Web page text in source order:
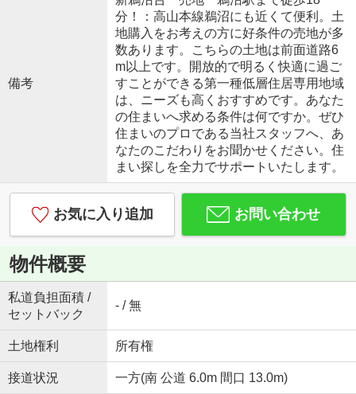
備考
分！：高山本線鵜沼にも近くて便利。土
地購入をお考えの方に好条件の売地が多
数あります。こちらの土地は前面道路6
m以上です。開放的で明るく快適に過ご
すことができる第一種低層住居専用地域
は、ニーズも高くおすすめです。あなた
の住まいへ求める条件は何ですか。ぜひ
住まいのプロである当社スタッフへ、あ
なたのこだわりをお聞かせください。住
まい探しを全力でサポートいたします。
お気に入り追加 お問い合わせ
物件概要
私道負担面積 /
セットバック
- / 無
土地権利 所有権
接道状況 一方(南 公道 6.0m 間口 13.0m)